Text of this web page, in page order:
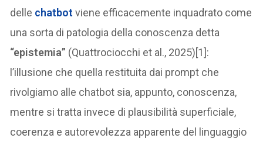
delle chatbot viene efficacemente inquadrato come
una sorta di patologia della conoscenza detta
“epistemia” (Quattrociocchi et al., 2025)[1]:
l’illusione che quella restituita dai prompt che
rivolgiamo alle chatbot sia, appunto, conoscenza,
mentre si tratta invece di plausibilità superficiale,
coerenza e autorevolezza apparente del linguaggio